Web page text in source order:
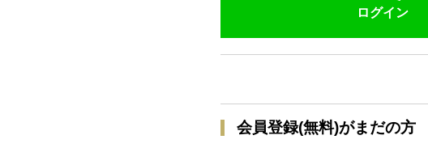
ログイン
会員登録(無料)がまだの方